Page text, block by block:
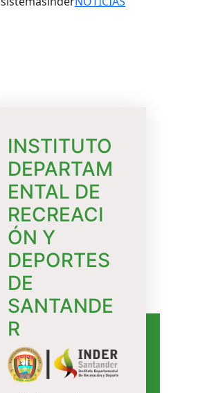
INSTITUTO
DEPARTAM
ENTAL DE
RECREACI
ÓN Y
DEPORTES
DE
SANTANDE
R